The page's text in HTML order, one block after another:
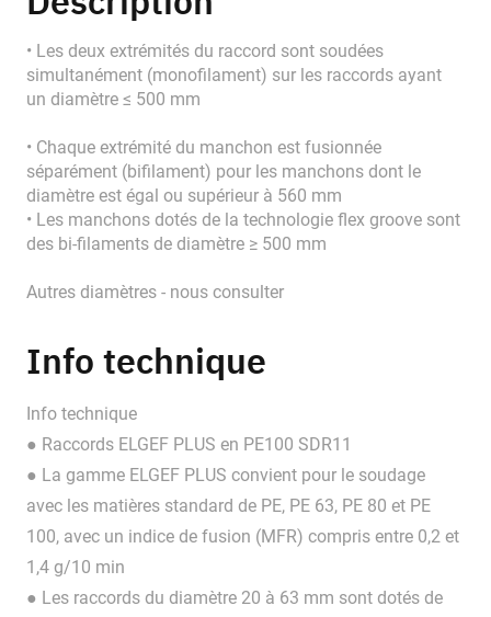
• Les deux extrémités du raccord sont soudées
simultanément (monofilament) sur les raccords ayant
un diamètre ≤ 500 mm
• Chaque extrémité du manchon est fusionnée
séparément (bifilament) pour les manchons dont le
diamètre est égal ou supérieur à 560 mm
• Les manchons dotés de la technologie flex groove sont
des bi-filaments de diamètre ≥ 500 mm
Autres diamètres - nous consulter
Info technique
Info technique
● Raccords ELGEF PLUS en PE100 SDR11
● La gamme ELGEF PLUS convient pour le soudage
avec les matières standard de PE, PE 63, PE 80 et PE
100, avec un indice de fusion (MFR) compris entre 0,2 et
1,4 g/10 min
● Les raccords du diamètre 20 à 63 mm sont dotés de